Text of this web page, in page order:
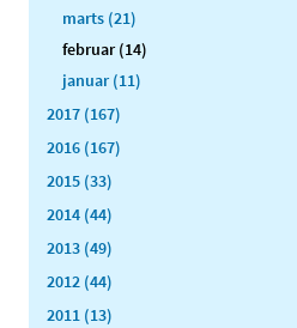
marts (21)
februar (14)
januar (11)
2017 (167)
2016 (167)
2015 (33)
2014 (44)
2013 (49)
2012 (44)
2011 (13)